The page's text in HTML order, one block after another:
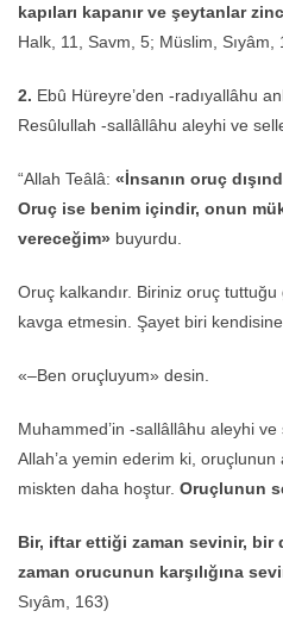
kapıları kapanır ve şeytanlar
Halk, 11, Savm, 5; Müslim, Sıyâm,
2. Ebû Hüreyre’den -radıyallâhu
Resûlullah -sallâllâhu aleyhi ve
“Allah Teâlâ: «İnsanın oruç
Oruç ise benim içindir, onun
vereceğim» buyurdu.
Oruç kalkandır. Biriniz oruç
kavga etmesin. Şayet biri
«–Ben oruçluyum» desin.
Muhammed’in -sallâllâhu aleyhi
Allah’a yemin ederim ki, oruçlunun
miskten daha hoştur. Oruçlunun
Bir, iftar ettiği zaman sevinir, bir
zaman orucunun karşılığına
Sıyâm, 163)